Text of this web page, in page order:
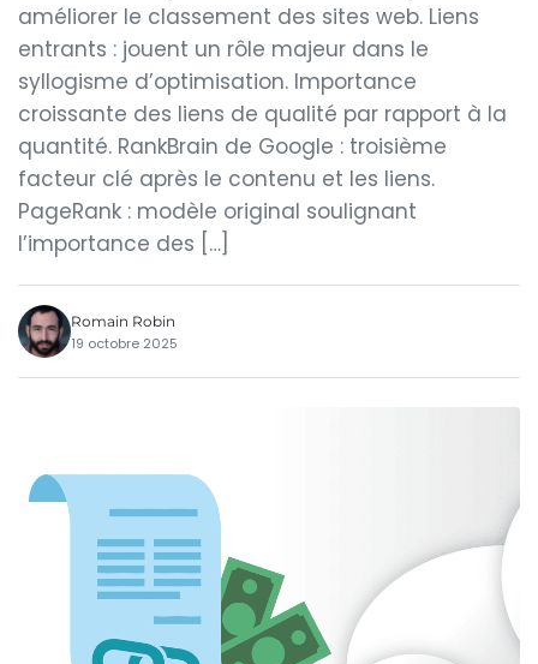
améliorer le classement des sites web. Liens
entrants : jouent un rôle majeur dans le
syllogisme d’optimisation. Importance
croissante des liens de qualité par rapport à la
quantité. RankBrain de Google : troisième
facteur clé après le contenu et les liens.
PageRank : modèle original soulignant
l’importance des […]
Romain Robin
19 octobre 2025